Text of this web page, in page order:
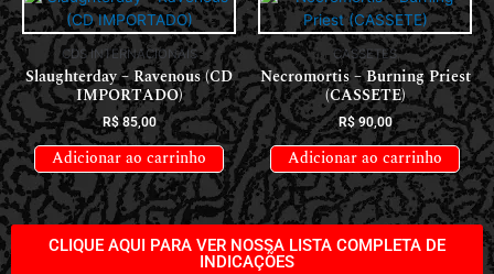
CDS INTERNACIONAIS
Slaughterday – Ravenous (CD
IMPORTADO)
R$85,00
Adicionar ao carrinho
CASSETES
Necromortis – Burning Priest
(CASSETE)
R$90,00
Adicionar ao carrinho
CLIQUE AQUI PARA VER NOSSA LISTA COMPLETA DE
INDICAÇÕES